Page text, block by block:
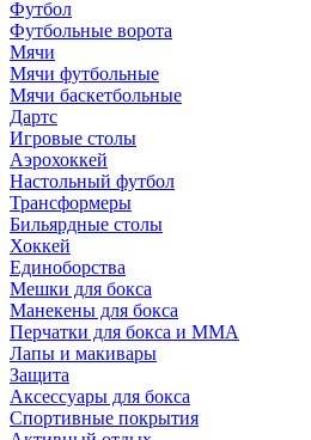
Футбол
Футбольные ворота
Мячи
Мячи футбольные
Мячи баскетбольные
Дартс
Игровые столы
Аэрохоккей
Настольный футбол
Трансформеры
Бильярдные столы
Хоккей
Единоборства
Мешки для бокса
Манекены для бокса
Перчатки для бокса и MMA
Лапы и макивары
Защита
Аксессуары для бокса
Спортивные покрытия